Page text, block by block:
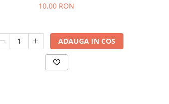
10,00 RON
ADAUGA IN COS